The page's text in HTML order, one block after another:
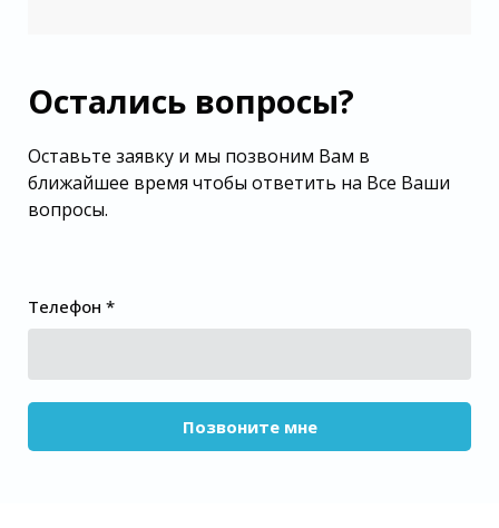
Остались вопросы?
Оставьте заявку и мы позвоним Вам в
ближайшее время чтобы ответить на Все Ваши
вопросы.
Телефон *
Позвоните мне